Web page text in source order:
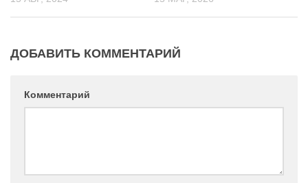
ДОБАВИТЬ КОММЕНТАРИЙ
Комментарий